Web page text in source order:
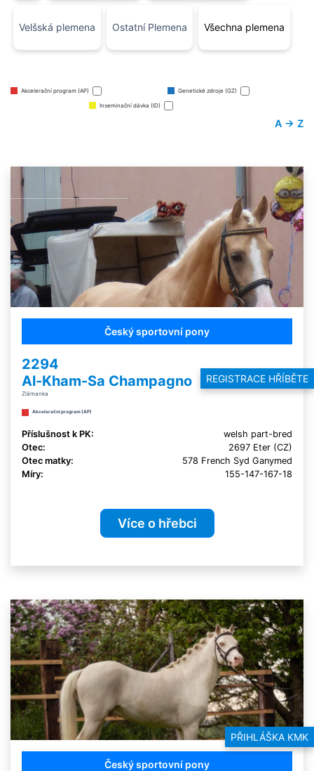
REGISTRACE HŘÍBĚTE
PŘIHLÁŠKA KMK
Velšská plemena Ostatní Plemena Všechna plemena
Akcelerační program (AP) Genetické zdroje (GZ)
Inseminační dávka (ID)
A → Z
Český sportovní pony
2294
Al-Kham-Sa Champagno
Zlámanka
Akcelerační program (AP)
Příslušnost k PK:
welsh part-bred
Otec:
2697 Eter (CZ)
Otec matky:
578 French Syd Ganymed
Míry:
155-147-167-18
Více o hřebci
Český sportovní pony